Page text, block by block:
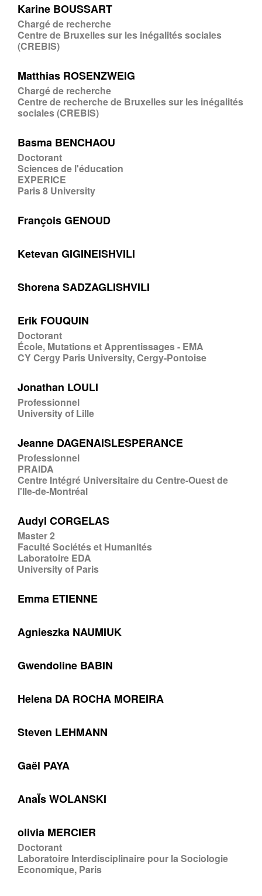
Karine BOUSSART
Chargé de recherche
Centre de Bruxelles sur les inégalités sociales
(CREBIS)
Matthias ROSENZWEIG
Chargé de recherche
Centre de recherche de Bruxelles sur les inégalités
sociales (CREBIS)
Basma BENCHAOU
Doctorant
Sciences de l'éducation
EXPERICE
Paris 8 University
François GENOUD
Ketevan GIGINEISHVILI
Shorena SADZAGLISHVILI
Erik FOUQUIN
Doctorant
École, Mutations et Apprentissages - EMA
CY Cergy Paris University, Cergy-Pontoise
Jonathan LOULI
Professionnel
University of Lille
Jeanne DAGENAISLESPERANCE
Professionnel
PRAIDA
Centre Intégré Universitaire du Centre-Ouest de
l'Ile-de-Montréal
Audyl CORGELAS
Master 2
Faculté Sociétés et Humanités
Laboratoire EDA
University of Paris
Emma ETIENNE
Agnieszka NAUMIUK
Gwendoline BABIN
Helena DA ROCHA MOREIRA
Steven LEHMANN
Gaël PAYA
AnaÏs WOLANSKI
olivia MERCIER
Doctorant
Laboratoire Interdisciplinaire pour la Sociologie
Economique, Paris